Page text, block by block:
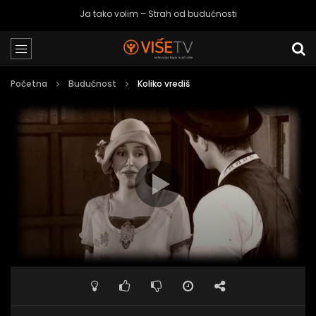
Ja tako volim – Strah od budućnosti
Početna Budućnost Koliko vrediš